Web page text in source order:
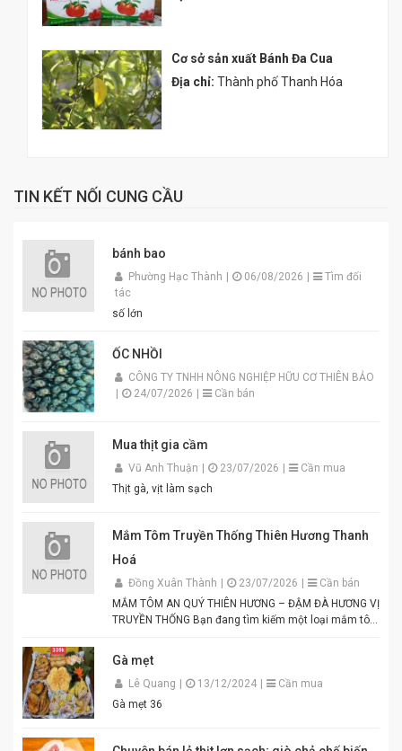
Cơ sở sản xuất Bánh Đa Cua
Địa chỉ: Thành phố Thanh Hóa
TIN KẾT NỐI CUNG CẦU
bánh bao
Phường Hạc Thành 06/08/2026
Tìm đối
tác
số lớn
ỐC NHỒI
CÔNG TY TNHH NÔNG NGHIỆP HỮU CƠ THIÊN BẢO
24/07/2026 Cần bán
Mua thịt gia cầm
Vũ Anh Thuận 23/07/2026
Cần mua
Thịt gà, vịt làm sạch
Mắm Tôm Truyền Thống Thiên Hương Thanh
Hoá
Đồng Xuân Thành 23/07/2026
Cần bán
MẮM TÔM AN QUÝ THIÊN HƯƠNG – ĐẬM ĐÀ HƯƠNG VỊ
TRUYỀN THỐNG Bạn đang tìm kiếm một loại mắm tôm
Mắm tôm An Quý Thiên Hương chính là lựa chọn hoàn
hảo cho mọi gia đình Việt. Được sản xuất từ tôm tươi
tuyển chọn theo quy trình lên men truyền thống. Màu
tím đặc trưng, hương thơm tự nhiên, vị đậm đà hài
Gà mẹt
Lê Quang 13/12/2024
Cần mua
Gà mẹt 36